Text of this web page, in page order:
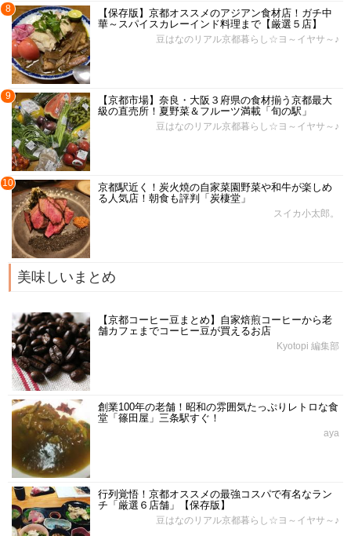
8
【保存版】京都オススメのアジアン食材店！ガチ中
華～スパイスカレーインド料理まで【厳選５店】
豆はなのリアル京都暮らし☆ヨ～イヤサ～♪
9
【京都市場】奈良・大阪３府県の食材揃う京都最大
級の直売所！夏野菜＆フルーツ満載「旬の駅」
豆はなのリアル京都暮らし☆ヨ～イヤサ～♪
10
京都駅近く！炭火焼の自家菜園野菜や和牛が楽しめ
る人気店！朝食も評判「炭棲堂」
スイカ小太郎。
美味しいまとめ
【京都コーヒー豆まとめ】自家焙煎コーヒーから老
舗カフェまでコーヒー豆が買えるお店
Kyotopi 編集部
創業100年の老舗！昭和の雰囲気たっぷりレトロな食
堂「篠田屋」三条駅すぐ！
aya
行列覚悟！京都オススメの最強コスパで有名なラン
チ「厳選６店舗」【保存版】
豆はなのリアル京都暮らし☆ヨ～イヤサ～♪